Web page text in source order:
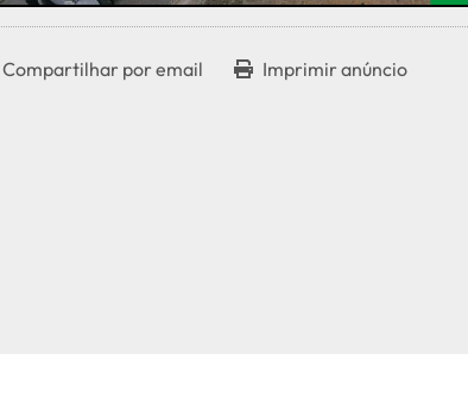
Compartilhar por email Imprimir anúncio